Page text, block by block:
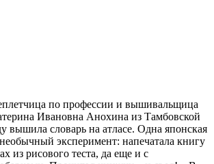
по профессии и вышивальщица
Ивановна Анохина из Тамбовской
вышила словарь на атласе. Одна японская
эксперимент: напечатала книгу
из рисового теста, да еще и с